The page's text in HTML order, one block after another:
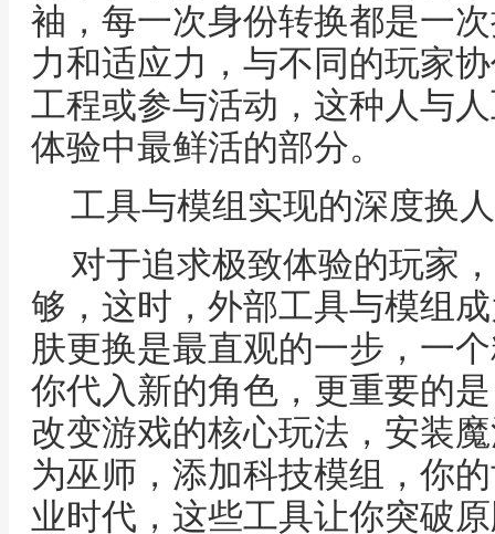
袖，每一次身份转换都是一
力和适应力，与不同的玩家
工程或参与活动，这种人与
体验中最鲜活的部分。
工具与模组实现的深度换人
对于追求极致体验的玩家
够，这时，外部工具与模组
肤更换是最直观的一步，一
你代入新的角色，更重要的
改变游戏的核心玩法，安装
为巫师，添加科技模组，你
业时代，这些工具让你突破